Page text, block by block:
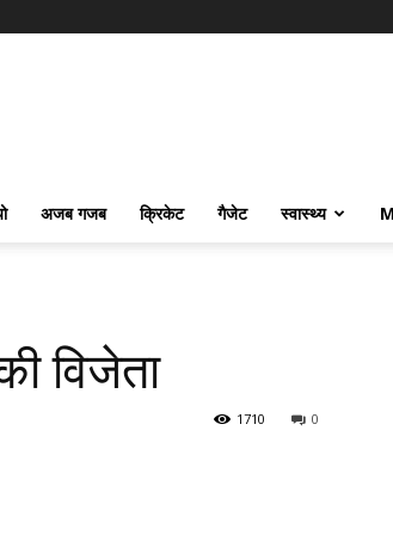
अजब गजब क्रिकेट गैजेट स्वास्थ्य
विजेता
0
1710